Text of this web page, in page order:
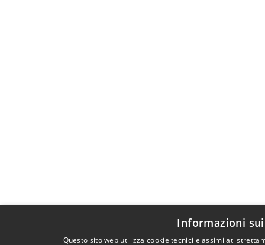
Informazioni
Questo sito web utilizza cookie tecnici e assimilati